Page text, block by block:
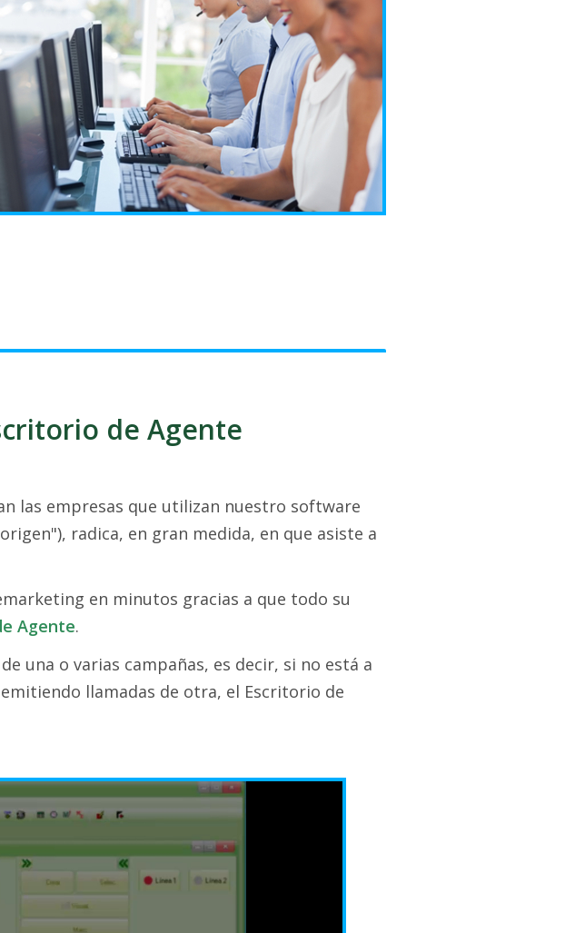
de Agente
las empresas que utilizan nuestro software
radica, en gran medida, en que asiste a
en minutos gracias a que todo su
Agente.
una o varias campañas, es decir, si no está a
llamadas de otra, el Escritorio de